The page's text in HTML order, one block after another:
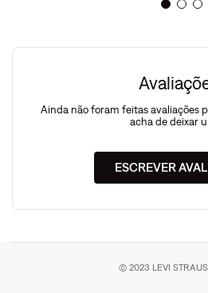
Ainda não foram feitas avaliações
acha de deixar
ESCREVER
© 2023 LEVI